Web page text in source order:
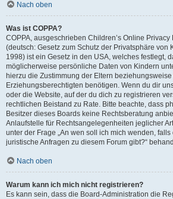
Nach oben
Was ist COPPA?
COPPA, ausgeschrieben Children’s Online Privacy
(deutsch: Gesetz zum Schutz der Privatsphäre von
1998) ist ein Gesetz in den USA, welches festlegt,
möglicherweise persönliche Daten von Kindern
hierzu die Zustimmung der Eltern
Erziehungsberechtigten benötigen. Wenn du dir
oder die Website, auf der du dich zu registrieren
rechtlichen Beistand zu Rate. Bitte beachte, dass
Besitzer dieses Boards keine Rechtsberatung
Anlaufstelle für Rechtsangelegenheiten jeglicher
unter der Frage „An wen soll ich mich wenden,
juristische Anfragen zu diesem Forum gibt?“
Nach oben
Warum kann ich mich nicht registrieren?
Es kann sein, dass die Board-Administration die